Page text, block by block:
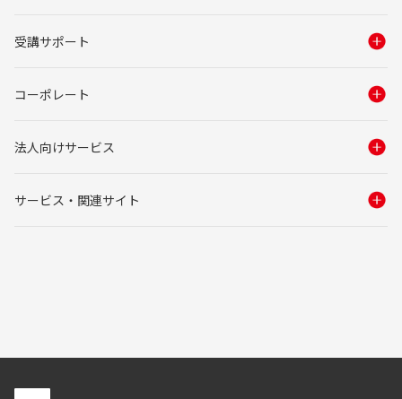
受講サポート
コーポレート
法人向けサービス
サービス・関連サイト